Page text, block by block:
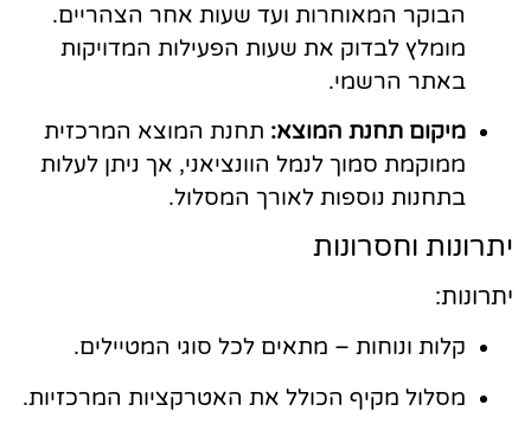
הבוקר המאוחרות ועד שעות אחר הצהריים.
מומלץ לבדוק את שעות הפעילות המדויקות
באתר הרשמי.
מיקום תחנת המוצא: תחנת המוצא המרכזית
ממוקמת סמוך לנמל הוונציאני, אך ניתן לעלות
בתחנות נוספות לאורך המסלול.
יתרונות וחסרונות
יתרונות:
קלות ונוחות – מתאים לכל סוגי המטיילים.
מסלול מקיף הכולל את האטרקציות המרכזיות.